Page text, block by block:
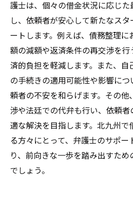
護士は、個々の借金状況に応じ
し、依頼者が安心して新たなス
ートします。例えば、債務整理に
額の減額や返済条件の再交渉を行
済的負担を軽減します。また、自
の手続きの適用可能性や影響に
頼者の不安を和らげます。その他
渉や法廷での代弁も行い、依頼
適な解決を目指します。北九州で
る方々にとって、弁護士のサポー
り、前向きな一歩を踏み出すた
でしょう。